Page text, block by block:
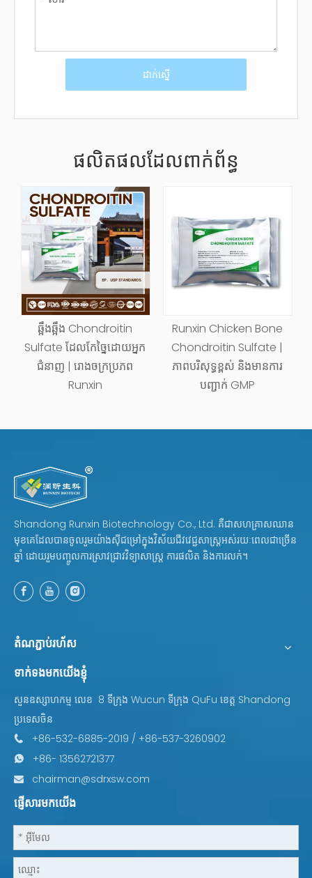
ដាក់ស្នើ
ផលិតផលដែលពាក់ព័ន្ធ
Runxin Chicken Bone
Chondroitin Sulfate |
ភាពបរិសុទ្ធខ្ពស់ និងមានការ
បញ្ជាក់ GMP
ត្រី Chondroitin Sulfate ពី
Runxin | ជំនាញ 28 ឆ្នាំ & ការ
ផ្គត់ផ្គង់សកល
Shandong Runxin Biotechnology Co., Ltd. គឺជាសហគ្រាសឈាន
មុខគេដែលបានចូលរួមយ៉ាងស៊ីជម្រៅក្នុងវិស័យជីវវេជ្ជសាស្ត្រអស់រយៈពេលជាច្រើន
ឆ្នាំ ដោយរួមបញ្ចូលការស្រាវជ្រាវវិទ្យាសាស្ត្រ ការផលិត និងការលក់។
តំណភ្ជាប់រហ័ស
ទាក់ទងមកយើងខ្ញុំ
សួនឧស្សាហកម្ម លេខ
8 ទីក្រុង Wucun ទីក្រុង QuFu ខេត្ត Shandong
ប្រទេសចិន
 +86-532-6885-2019 / +86-537-3260902
 +86- 13562721377
 chairman@sdrxsw.com
ផ្ញើសារមកយើង